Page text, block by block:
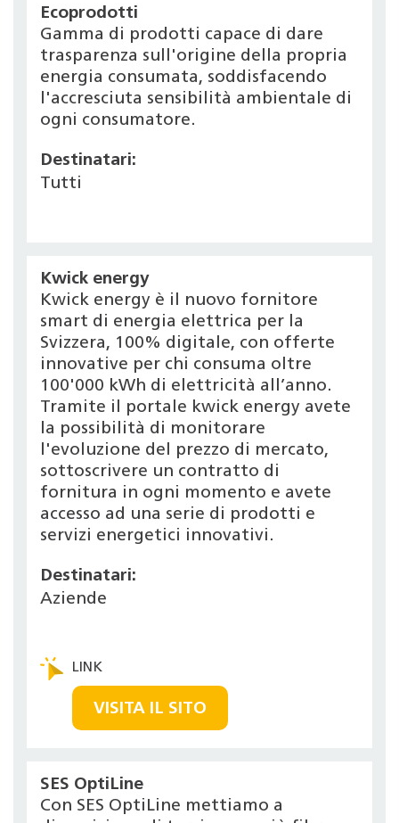
Ecoprodotti
Gamma di prodotti capace di dare
trasparenza sull'origine della propria
energia consumata, soddisfacendo
l'accresciuta sensibilità ambientale di
ogni consumatore.
Destinatari:
Tutti
Kwick energy
Kwick energy è il nuovo fornitore
smart di energia elettrica per la
Svizzera, 100% digitale, con offerte
innovative per chi consuma oltre
100'000 kWh di elettricità all’anno.
Tramite il portale kwick energy avete
la possibilità di monitorare
l'evoluzione del prezzo di mercato,
sottoscrivere un contratto di
fornitura in ogni momento e avete
accesso ad una serie di prodotti e
servizi energetici innovativi.
Destinatari:
Aziende
VISITA IL SITO
SES OptiLine
Con SES OptiLine mettiamo a